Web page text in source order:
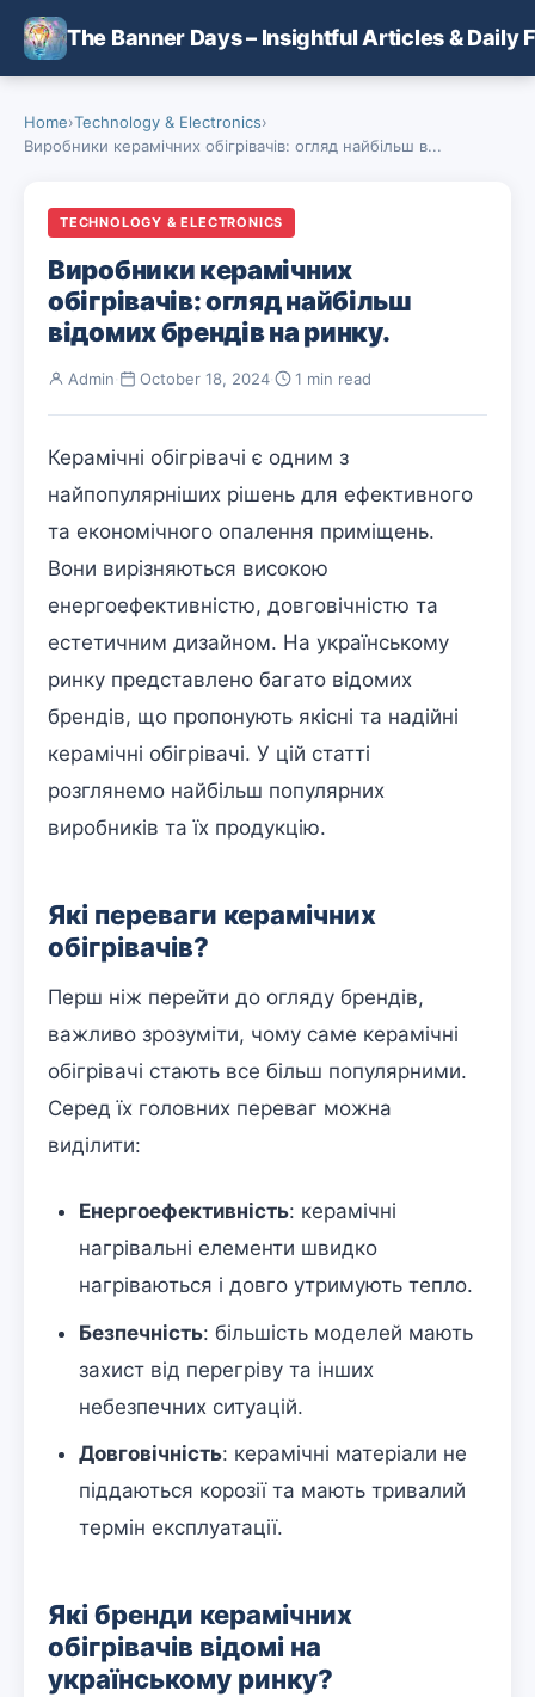
Skip to main content
The Banner Days – Insightful Articles & Daily
Home›Technology & Electronics›
Виробники керамічних обігрівачів: огляд найбільш в...
TECHNOLOGY & ELECTRONICS
Виробники керамічних
обігрівачів: огляд найбільш
відомих брендів на ринку.
Admin October 18, 2024 1 min read
Керамічні обігрівачі є одним з
найпопулярніших рішень для ефективного
та економічного опалення приміщень.
Вони вирізняються високою
енергоефективністю, довговічністю та
естетичним дизайном. На українському
ринку представлено багато відомих
брендів, що пропонують якісні та надійні
керамічні обігрівачі. У цій статті
розглянемо найбільш популярних
виробників та їх продукцію.
Які переваги керамічних
обігрівачів?
Перш ніж перейти до огляду брендів,
важливо зрозуміти, чому саме керамічні
обігрівачі стають все більш популярними.
Серед їх головних переваг можна
виділити:
Енергоефективність: керамічні
нагрівальні елементи швидко
нагріваються і довго утримують тепло.
Безпечність: більшість моделей мають
захист від перегріву та інших
небезпечних ситуацій.
Довговічність: керамічні матеріали не
піддаються корозії та мають тривалий
термін експлуатації.
Які бренди керамічних
обігрівачів відомі на
українському ринку?